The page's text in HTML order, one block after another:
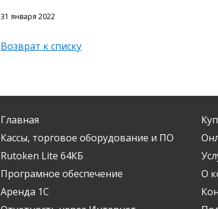
31 января 2022
Возврат к списку
Главная
Кассы, торговое оборудование и ПО
Rutoken Lite 64КБ
Програмное обеспечение
Аренда 1С
О